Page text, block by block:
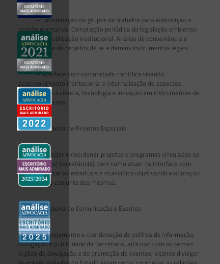
– Coordenação de grupos de trabalho para elaboração e
revisão normativa. Compilação periódica da legislação ambiental
estadual e publicação institucional. Análise de conveniência e
oportunidade de projetos de lei e demais instrumentos legais.
– Interface com comunidade científica visando
desenvolvimento institucional e internalização de aspectos
relacionados à ciência, tecnologia e inovação em instrumentos de
gestão ambiental.
Assessoria de Projetos Especiais
– Planejar e coordenar projetos e programas vinculados ao
gabinete do(a) Secretário(a), bem como atuar na interface com
outras secretarias estaduais e municípios objetivando elaboração
e supervisão conjunta dos mesmos.
Assessoria de Comunicação e Eventos
– Planejamento e coordenação da política de informação,
divulgação e publicidade da Secretaria, articular com os demais
órgãos de divulgação e de promoção de eventos, visando divulgar